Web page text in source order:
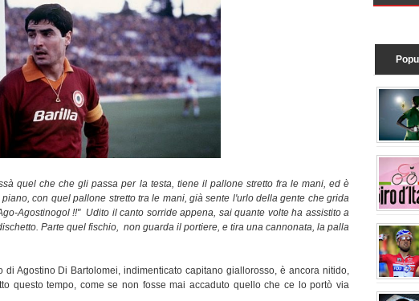
quel che che gli passa per la testa, tiene il pallone stretto fra le mani, ed è
con quel pallone stretto tra le mani, già sente l'urlo della gente che grida
Agostinogol !!" Udito il canto sorride appena, sai quante volte ha assistito a
Parte quel fischio, non guarda il portiere, e tira una cannonata, la palla
Agostino Di Bartolomei, indimenticato capitano giallorosso, è ancora nitido,
questo tempo, come se non fosse mai accaduto quello che ce lo portò via
corsa